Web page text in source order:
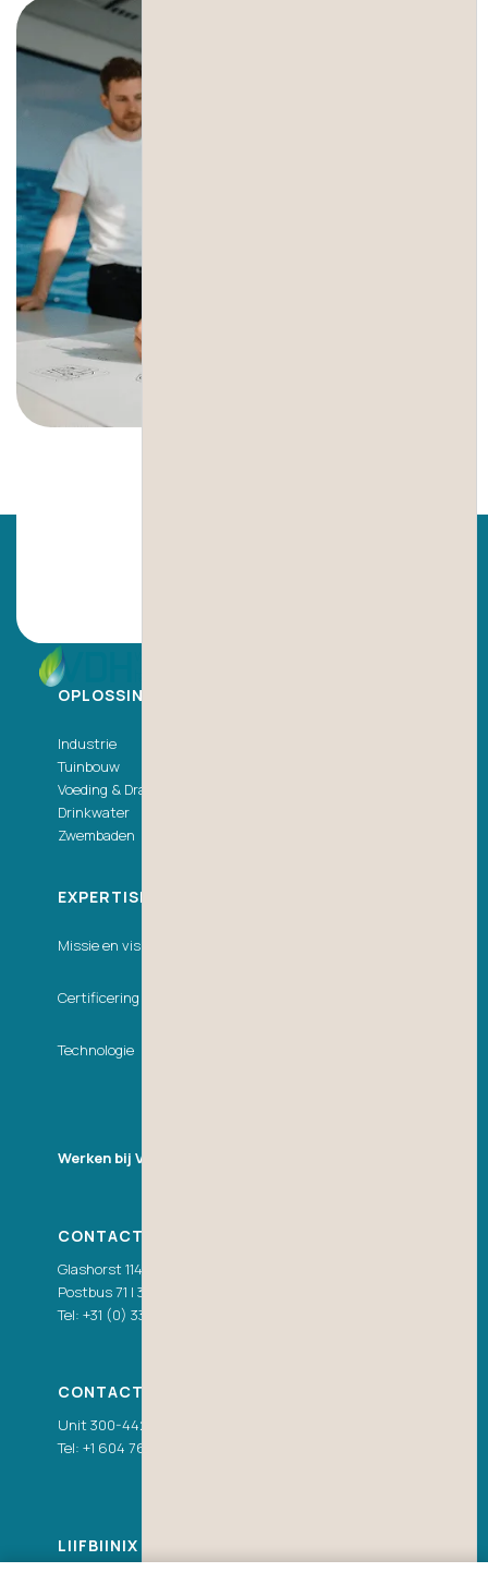
OPLOSSINGEN
Industrie
Tuinbouw
Voeding & Dranken
Drinkwater
Zwembaden
EXPERTISECENTRUM
Missie en visie
Certificering
Technologie
Werken bij VDH
CONTACT NEDERLAND
Glashorst 114 | 3925 BV Scherpenzeel (Gld.)
Postbus 71 | 3925 ZH Scherpenzeel (Gld.)
Tel: +31 (0) 33 277 86 00
CONTACT CANADA
Unit 300-44200 Progress Way | Chilliwack, BC V2R 0W3
Tel: +1 604 769 3005
LI|FB|IN|X